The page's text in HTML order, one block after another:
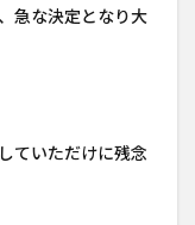
急な決定となり大
ていただけに残念